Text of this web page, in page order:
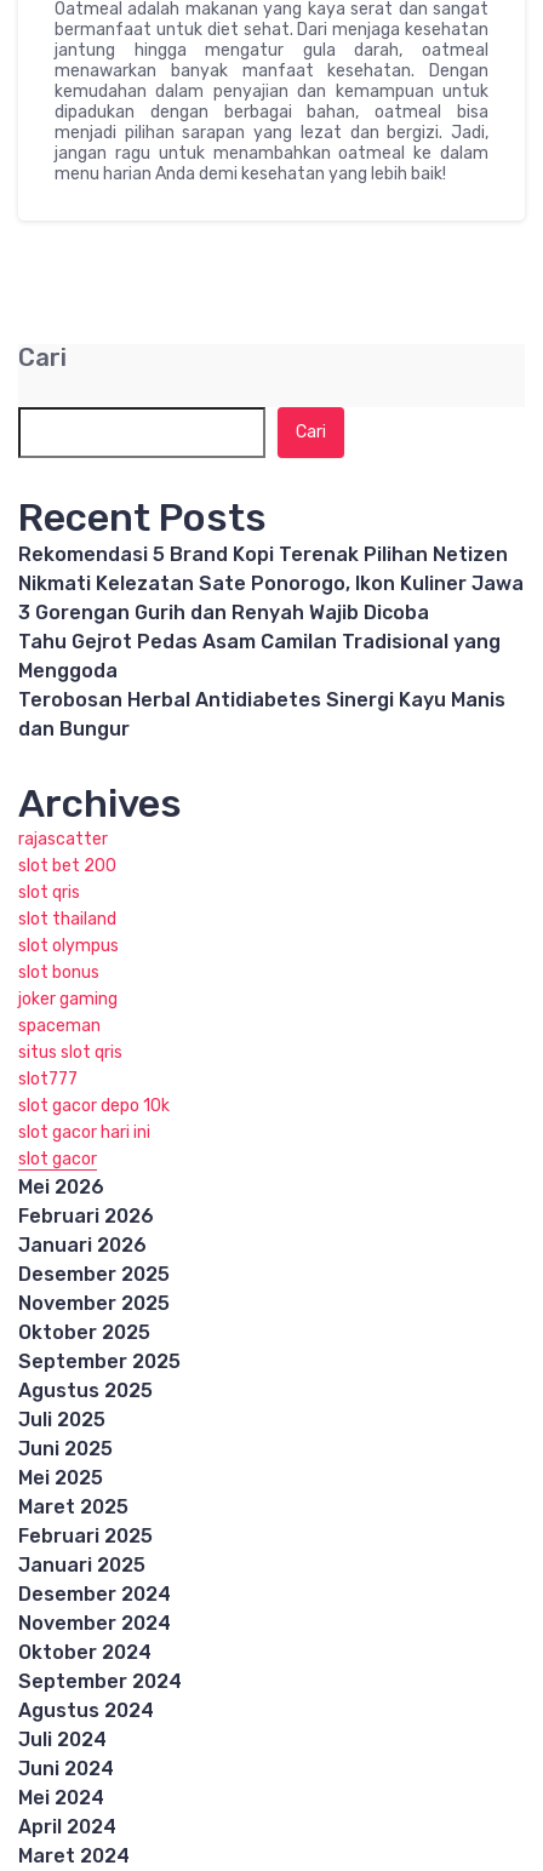
Oatmeal adalah makanan yang kaya serat dan sangat
bermanfaat untuk diet sehat. Dari menjaga kesehatan
jantung hingga mengatur gula darah, oatmeal
menawarkan banyak manfaat kesehatan. Dengan
kemudahan dalam penyajian dan kemampuan untuk
dipadukan dengan berbagai bahan, oatmeal bisa
menjadi pilihan sarapan yang lezat dan bergizi. Jadi,
jangan ragu untuk menambahkan oatmeal ke dalam
menu harian Anda demi kesehatan yang lebih baik!
Cari
Cari
Recent Posts
Rekomendasi 5 Brand Kopi Terenak Pilihan Netizen
Nikmati Kelezatan Sate Ponorogo, Ikon Kuliner Jawa
3 Gorengan Gurih dan Renyah Wajib Dicoba
Tahu Gejrot Pedas Asam Camilan Tradisional yang
Menggoda
Terobosan Herbal Antidiabetes Sinergi Kayu Manis
dan Bungur
Archives
rajascatter
slot bet 200
slot qris
slot thailand
slot olympus
slot bonus
joker gaming
spaceman
situs slot qris
slot777
slot gacor depo 10k
slot gacor hari ini
slot gacor
Mei 2026
Februari 2026
Januari 2026
Desember 2025
November 2025
Oktober 2025
September 2025
Agustus 2025
Juli 2025
Juni 2025
Mei 2025
Maret 2025
Februari 2025
Januari 2025
Desember 2024
November 2024
Oktober 2024
September 2024
Agustus 2024
Juli 2024
Juni 2024
Mei 2024
April 2024
Maret 2024